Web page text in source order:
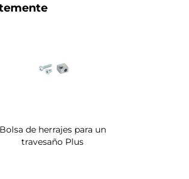
Bolsa de herrajes para un
travesaño Plus